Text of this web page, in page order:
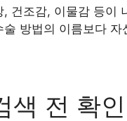
건조감, 이물감 등이
방법의 이름보다
색 전 확